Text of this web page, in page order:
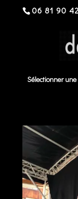
06 81 90
Sélectionner